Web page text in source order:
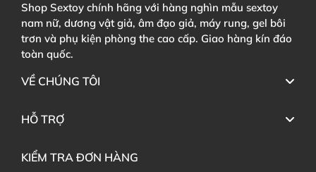
Shop Sextoy chính hãng với hàng nghìn mẫu sextoy
nam nữ, dương vật giả, âm đạo giả, máy rung, gel bôi
trơn và phụ kiện phòng the cao cấp. Giao hàng kín đáo
toàn quốc.
VỀ CHÚNG TÔI
HỖ TRỢ
KIỂM TRA ĐƠN HÀNG